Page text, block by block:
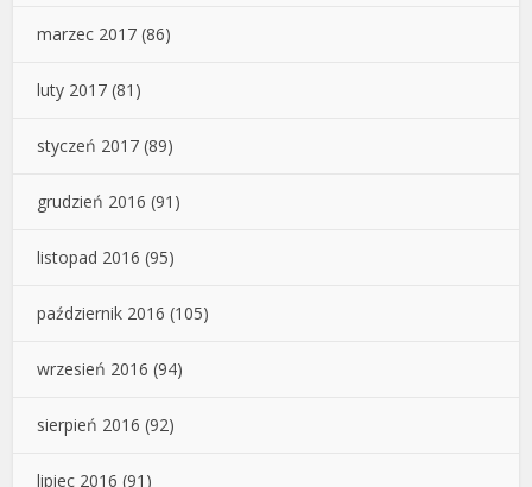
marzec 2017 (86)
luty 2017 (81)
styczeń 2017 (89)
grudzień 2016 (91)
listopad 2016 (95)
październik 2016 (105)
wrzesień 2016 (94)
sierpień 2016 (92)
lipiec 2016 (91)